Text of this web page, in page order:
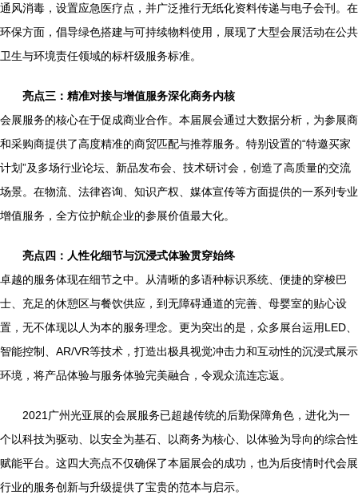
通风消毒，设置应急医疗点，并广泛推行无纸化资料传递与电子会刊。在
环保方面，倡导绿色搭建与可持续物料使用，展现了大型会展活动在公共
卫生与环境责任领域的标杆级服务标准。
亮点三：精准对接与增值服务深化商务内核
会展服务的核心在于促成商业合作。本届展会通过大数据分析，为参展商
和采购商提供了高度精准的商贸匹配与推荐服务。特别设置的“特邀买家
计划”及多场行业论坛、新品发布会、技术研讨会，创造了高质量的交流
场景。在物流、法律咨询、知识产权、媒体宣传等方面提供的一系列专业
增值服务，全方位护航企业的参展价值最大化。
亮点四：人性化细节与沉浸式体验贯穿始终
卓越的服务体现在细节之中。从清晰的多语种标识系统、便捷的穿梭巴
士、充足的休憩区与餐饮供应，到无障碍通道的完善、母婴室的贴心设
置，无不体现以人为本的服务理念。更为突出的是，众多展台运用LED、
智能控制、AR/VR等技术，打造出极具视觉冲击力和互动性的沉浸式展示
环境，将产品体验与服务体验完美融合，令观众流连忘返。
2021广州光亚展的会展服务已超越传统的后勤保障角色，进化为一
个以科技为驱动、以安全为基石、以商务为核心、以体验为导向的综合性
赋能平台。这四大亮点不仅确保了本届展会的成功，也为后疫情时代会展
行业的服务创新与升级提供了宝贵的范本与启示。